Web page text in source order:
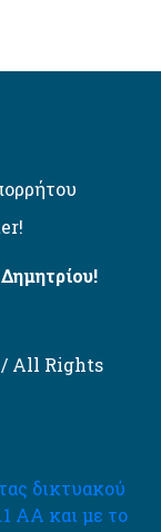
/ All Rights
δικτυακού
AA και με το